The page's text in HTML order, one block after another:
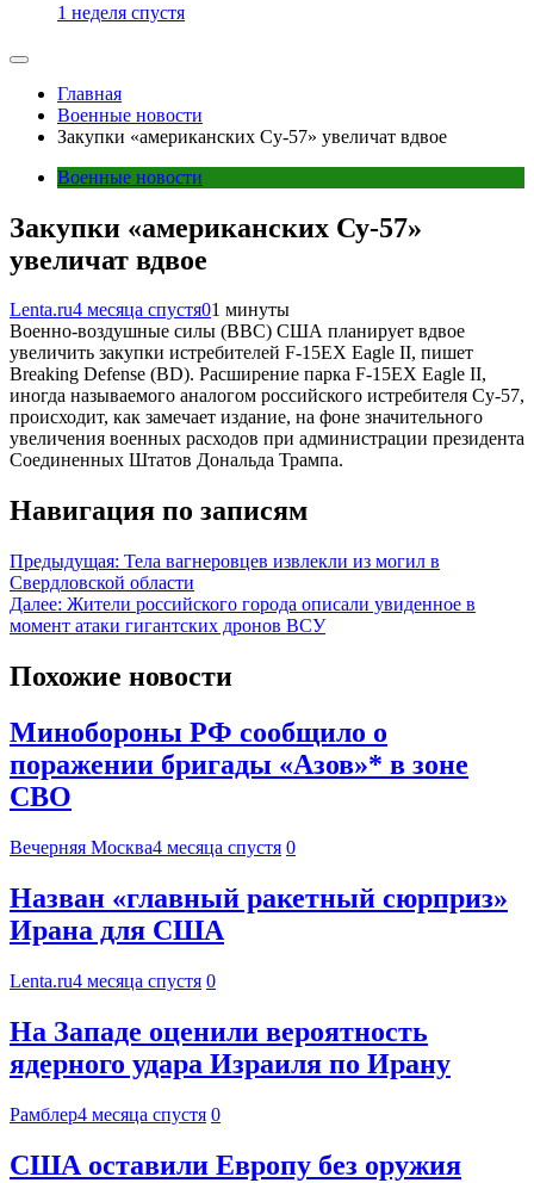
1 неделя спустя
Главная
Военные новости
Закупки «американских Су-57» увеличат вдвое
Военные новости
Закупки «американских Су-57»
увеличат вдвое
Lenta.ru4 месяца спустя01 минуты
Военно-воздушные силы (ВВС) США планирует вдвое
увеличить закупки истребителей F-15EX Eagle II, пишет
Breaking Defense (BD). Расширение парка F-15EX Eagle II,
иногда называемого аналогом российского истребителя Су-57,
происходит, как замечает издание, на фоне значительного
увеличения военных расходов при администрации президента
Соединенных Штатов Дональда Трампа.
Навигация по записям
Предыдущая: Тела вагнеровцев извлекли из могил в
Свердловской области
Далее: Жители российского города описали увиденное в
момент атаки гигантских дронов ВСУ
Похожие новости
Минобороны РФ сообщило о
поражении бригады «Азов»* в зоне
СВО
Вечерняя Москва4 месяца спустя 0
Назван «главный ракетный сюрприз»
Ирана для США
Lenta.ru4 месяца спустя 0
На Западе оценили вероятность
ядерного удара Израиля по Ирану
Рамблер4 месяца спустя 0
США оставили Европу без оружия